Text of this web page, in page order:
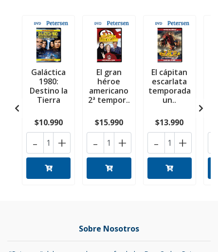
Galáctica
1980:
Destino la
Tierra
$10.990
+
-
El gran
héroe
americano
2ª tempor..
$15.990
+
-
El cápitan
escarlata
temporada
un..
$13.990
+
-
Sobre Nosotros